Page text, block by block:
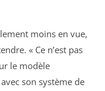
moins en vue,
« Ce n’est pas
le modèle
son système de